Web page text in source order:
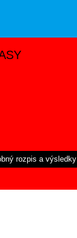
rozpis a výsledky